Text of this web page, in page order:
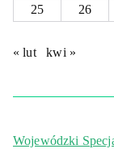
25
26
« lut kwi »
Wojewódzki